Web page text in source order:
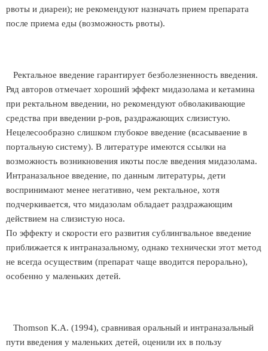
рвоты и диареи); не рекомендуют назначать прием препарата
после приема еды (возможность рвоты).
Ректальное введение гарантирует безболезненность введения.
Ряд авторов отмечает хороший эффект мидазолама и кетамина
при ректальном введении, но рекомендуют обволакивающие
средства при введении р-ров, раздражающих слизистую.
Нецелесообразно слишком глубокое введение (всасываение в
портальную систему). В литературе имеются ссылки на
возможность возникновения икоты после введения мидазолама.
Интраназальное введение, по данным литературы, дети
воспринимают менее негативно, чем ректальное, хотя
подчеркивается, что мидазолам обладает раздражающим
действием на слизистую носа.
По эффекту и скорости его развития сублингвальное введение
приближается к интраназальному, однако технически этот метод
не всегда осуществим (препарат чаще вводится перорально),
особенно у маленьких детей.
Thomson K.A. (1994), сравнивая оральный и интраназальный
пути введения у маленьких детей, оценили их в пользу